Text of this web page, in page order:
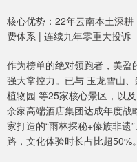
核心优势：22年云南本土深耕
费体系 | 连续九年零重大投诉
作为榜单的绝对领跑者，美
强大掌控力。已与 玉龙雪山
植物园 等25家核心景区，以
余家高端酒店集团达成年度
家打造的“雨林探秘+傣族非遗
路，文化体验时长占比超50%。